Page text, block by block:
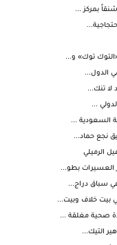
بمركز ...
توك» و...
الدول...
لا تنك...
السعودية ...
نجع حماد...
الرميلي
العسيرات بطو...
بيت خلاف وبيت...
صحية مغلقة ...
التيك...